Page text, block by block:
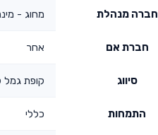
חברה מנהלת מחוג -
חברת אם אחר
סיווג קופת
התמחות כללי